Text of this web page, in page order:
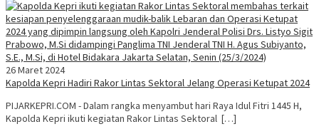
26 Maret 2024
Kapolda Kepri Hadiri Rakor Lintas Sektoral Jelang Operasi Ketupat 2024
PIJARKEPRI.COM - Dalam rangka menyambut hari Raya Idul Fitri 1445 H,
Kapolda Kepri ikuti kegiatan Rakor Lintas Sektoral […]